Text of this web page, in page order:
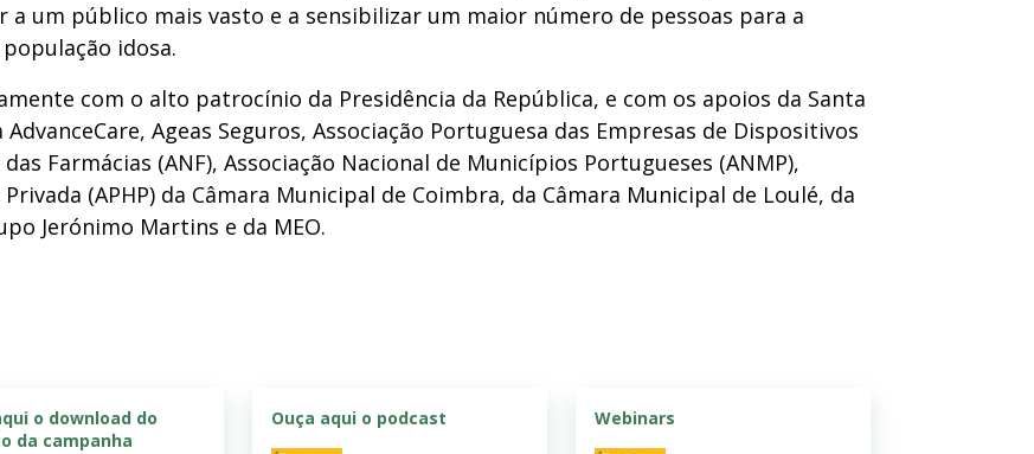
a um público mais vasto e a sensibilizar um maior número de pessoas para a
idosa.
com o alto patrocínio da Presidência da República, e com os apoios da Santa
Ageas Seguros, Associação Portuguesa das Empresas de Dispositivos
Farmácias (ANF), Associação Nacional de Municípios Portugueses (ANMP),
(APHP) da Câmara Municipal de Coimbra, da Câmara Municipal de Loulé, da
Jerónimo Martins e da MEO.
o download do
da campanha
Ouça aqui o podcast Webinars